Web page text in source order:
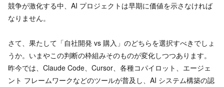
競争が激化する中、AI プロジェクトは早期に価値を示さなければ
なりません。
さて、果たして「自社開発 vs 購入」のどちらを選択すべきでしょ
うか。いまやこの判断の枠組みそのものが変化しつつあります。
昨今では、Claude Code、Cursor、各種コパイロット、エージェ
ント フレームワークなどのツールが普及し、AI システム構築の認